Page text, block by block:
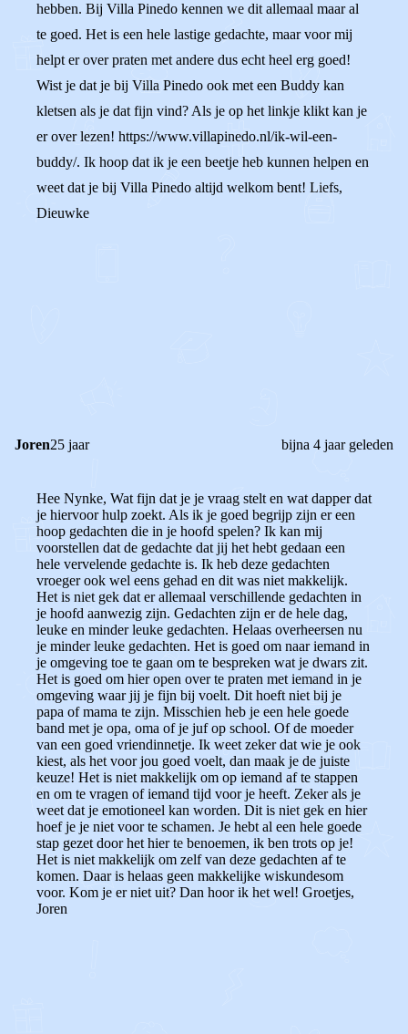
hebben. Bij Villa Pinedo kennen we dit allemaal maar al
te goed. Het is een hele lastige gedachte, maar voor mij
helpt er over praten met andere dus echt heel erg goed!
Wist je dat je bij Villa Pinedo ook met een Buddy kan
kletsen als je dat fijn vind? Als je op het linkje klikt kan je
er over lezen! https://www.villapinedo.nl/ik-wil-een-
buddy/. Ik hoop dat ik je een beetje heb kunnen helpen en
weet dat je bij Villa Pinedo altijd welkom bent! Liefs,
Dieuwke
Joren25 jaar bijna 4 jaar geleden
Hee Nynke, Wat fijn dat je je vraag stelt en wat dapper dat
je hiervoor hulp zoekt. Als ik je goed begrijp zijn er een
hoop gedachten die in je hoofd spelen? Ik kan mij
voorstellen dat de gedachte dat jij het hebt gedaan een
hele vervelende gedachte is. Ik heb deze gedachten
vroeger ook wel eens gehad en dit was niet makkelijk.
Het is niet gek dat er allemaal verschillende gedachten in
je hoofd aanwezig zijn. Gedachten zijn er de hele dag,
leuke en minder leuke gedachten. Helaas overheersen nu
je minder leuke gedachten. Het is goed om naar iemand in
je omgeving toe te gaan om te bespreken wat je dwars zit.
Het is goed om hier open over te praten met iemand in je
omgeving waar jij je fijn bij voelt. Dit hoeft niet bij je
papa of mama te zijn. Misschien heb je een hele goede
band met je opa, oma of je juf op school. Of de moeder
van een goed vriendinnetje. Ik weet zeker dat wie je ook
kiest, als het voor jou goed voelt, dan maak je de juiste
keuze! Het is niet makkelijk om op iemand af te stappen
en om te vragen of iemand tijd voor je heeft. Zeker als je
weet dat je emotioneel kan worden. Dit is niet gek en hier
hoef je je niet voor te schamen. Je hebt al een hele goede
stap gezet door het hier te benoemen, ik ben trots op je!
Het is niet makkelijk om zelf van deze gedachten af te
komen. Daar is helaas geen makkelijke wiskundesom
voor. Kom je er niet uit? Dan hoor ik het wel! Groetjes,
Joren